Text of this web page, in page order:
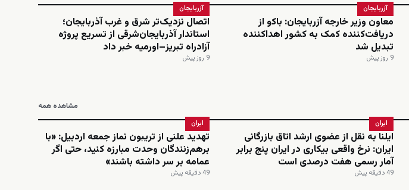
آزربایجان
معاون وزیر خارجه آزربایجان: باکو از
دریافت‌کننده کمک به کشور اهداکننده
تبدیل شد
9 روز پیش
آزربایجان
اتصال نزدیک‌تر شرق و غرب آذربایجان؛
استاندار آذربایجان‌شرقی از تسریع پروژه
آزادراه تبریز–اورمیه خبر داد
9 روز پیش
مشاهده همه
ایران
ایلنا به نقل از عضوی ارشد اتاق بازرگانی
ایران: نرخ واقعی بیکاری در ایران پنج برابر
آمار رسمی هفت درصدی است
49 دقیقه پیش
ایران
تهدید علنی از تریبون نماز جمعه اردبیل: «با
برهم‌زنندگان وحدت مبارزه کنید، حتی اگر
عمامه بر سر داشته باشند»
49 دقیقه پیش